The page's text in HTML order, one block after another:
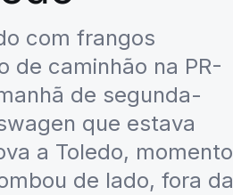
com frangos
de caminhão na PR-
de segunda-
que estava
a Toledo, momento
de lado, fora da